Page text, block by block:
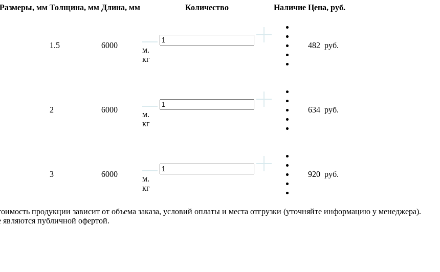
мм Толщина, мм Длина, мм Количество Наличие Цена, руб.
1.5 6000
м.
кг
482 руб.
2 6000
м.
кг
634 руб.
3 6000
м.
кг
920 руб.
продукции зависит от объема заказа, условий оплаты и места отгрузки (уточняйте информацию у менеджера).
публичной офертой.